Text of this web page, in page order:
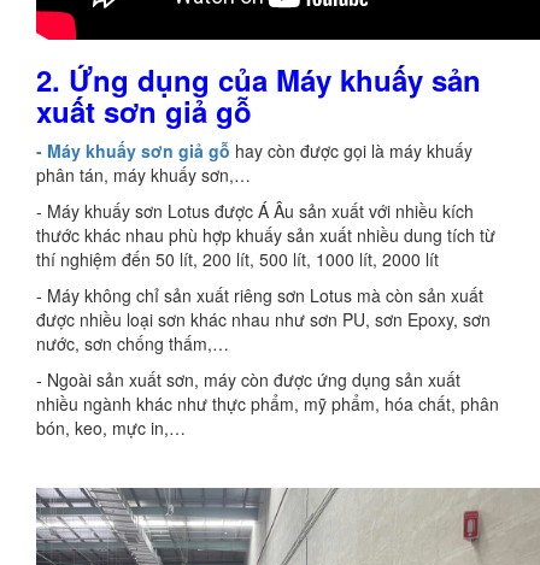
2. Ứng dụng của Máy khuấy sản
xuất sơn giả gỗ
- Máy khuấy sơn giả gỗ hay còn được gọi là máy khuấy
phân tán, máy khuấy sơn,…
- Máy khuấy sơn Lotus được Á Âu sản xuất với nhiều kích
thước khác nhau phù hợp khuấy sản xuất nhiều dung tích từ
thí nghiệm đến 50 lít, 200 lít, 500 lít, 1000 lít, 2000 lít
- Máy không chỉ sản xuất riêng sơn Lotus mà còn sản xuất
được nhiều loại sơn khác nhau như sơn PU, sơn Epoxy, sơn
nước, sơn chống thấm,…
- Ngoài sản xuất sơn, máy còn được ứng dụng sản xuất
nhiều ngành khác như thực phẩm, mỹ phẩm, hóa chất, phân
bón, keo, mực in,…